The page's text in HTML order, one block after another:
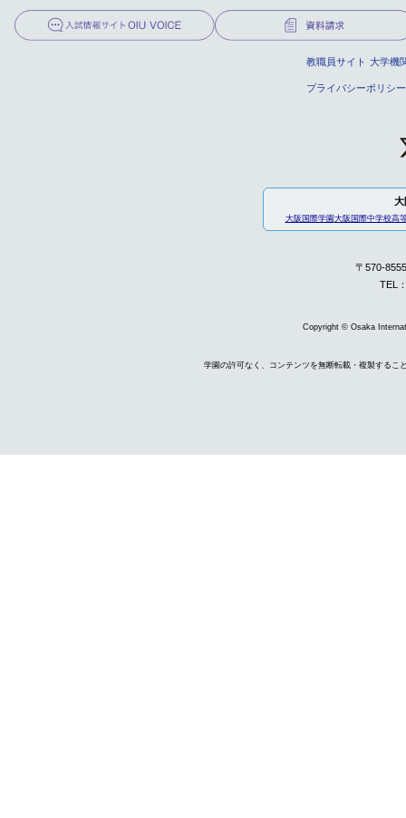
教職員サイト 大学機
プライバシーポリシー
大
大阪国際学園大阪国際中学校高
〒570-
TEL
Copyright © Osaka
学園の許可なく、コンテンツを無断転載・複製するこ